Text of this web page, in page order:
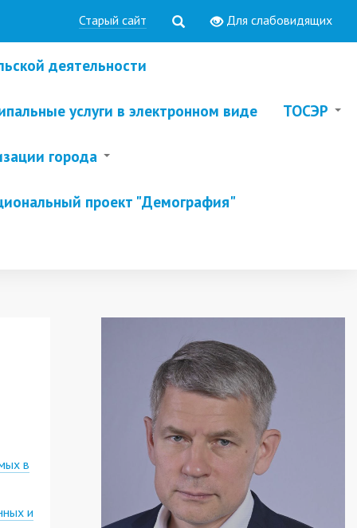
Старый сайт Для слабовидящих
деятельности
услуги в электронном виде ТОСЭР
города
проект "Демография"
в
и